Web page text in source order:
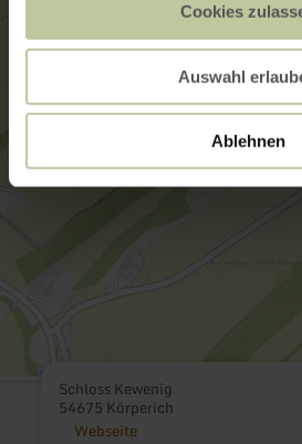
Cookies
Auswahl
Ablehnen
Schloss Kewenig
54675 Körperich
Webseite